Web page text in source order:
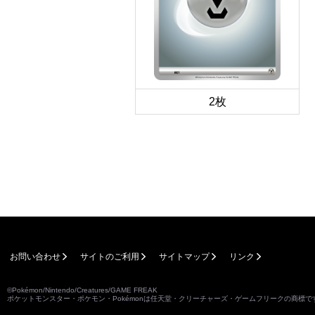
2枚
お問い合わせ サイトのご利用 サイトマップ リンク
©Pokémon/Nintendo/Creatures/GAME FREAK
ポケットモンスター・ポケモン・Pokémonは任天堂・クリーチャーズ・ゲームフリークの商標で